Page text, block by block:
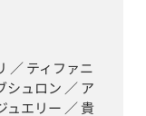
／ ティファニ
シュロン ／ ア
ュエリー ／ 貴